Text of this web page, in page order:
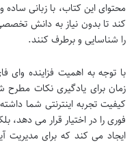
محتوای این کتاب، با زبانی
کند تا بدون نیاز به دانش
را شناسایی و برطرف کنند.
با توجه به اهمیت فزاینده وای
زمان برای یادگیری نکات مطرح
کیفیت تجربه اینترنتی شما
فوری را در اختیار قرار می
ایجاد می کند که برای